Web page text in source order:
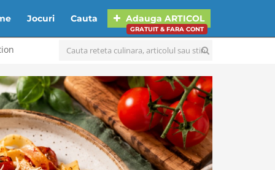
Jocuri Cauta Adauga ARTICOL
GRATUIT & FARA CONT